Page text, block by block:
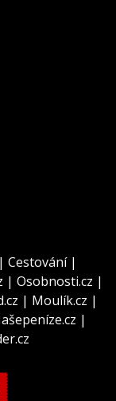
| Cestování|
| Osobnosti.cz |
| Moulík.cz |
|